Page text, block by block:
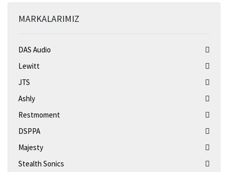
MARKALARIMIZ
DAS Audio
Lewitt
JTS
Ashly
Restmoment
DSPPA
Majesty
Stealth Sonics